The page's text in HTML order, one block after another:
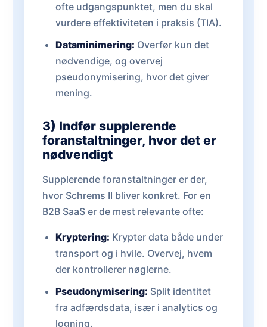
ofte udgangspunktet, men du skal
vurdere effektiviteten i praksis (TIA).
Dataminimering: Overfør kun det
nødvendige, og overvej
pseudonymisering, hvor det giver
mening.
3) Indfør supplerende
foranstaltninger, hvor det er
nødvendigt
Supplerende foranstaltninger er der,
hvor Schrems II bliver konkret. For en
B2B SaaS er de mest relevante ofte:
Kryptering: Krypter data både under
transport og i hvile. Overvej, hvem
der kontrollerer nøglerne.
Pseudonymisering: Split identitet
fra adfærdsdata, især i analytics og
logning.